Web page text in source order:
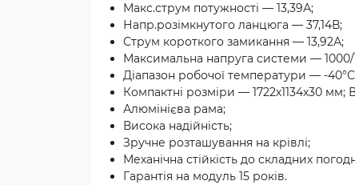
Макс.струм потужності — 13,39А;
Напр.розімкнутого ланцюга — 37,14В;
Струм короткого замикання — 13,92А;
Максимальна напруга системи — 1000/
Діапазон робочої температури — -
Компактні розміри — 1722х1134х30 мм;
Алюмінієва рама;
Висока надійність;
Зручне розташування на крівлі;
Механічна стійкість до складних
Гарантія на модуль 15 років.